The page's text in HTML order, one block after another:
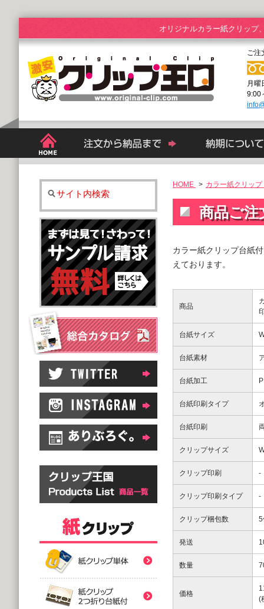
オリジナルカラー紙クリッ
ご注
月曜
9:00
HOME > カラー紙クリッ
商品ご注
カラー紙クリップ台紙
えております。
商品
台紙サイズ
台紙素材
台紙加工
台紙印刷タイプ
台紙印刷
クリップサイズ
クリップ印刷 -
クリップ印刷タイプ -
クリップ梱包数 5
発送
数量
価格
(
サイト内検索
紙クリップ印刷なし
紙クリップ印刷なし
紙クリップ印刷なし